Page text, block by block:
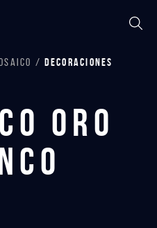
DECORACIONES
Oro